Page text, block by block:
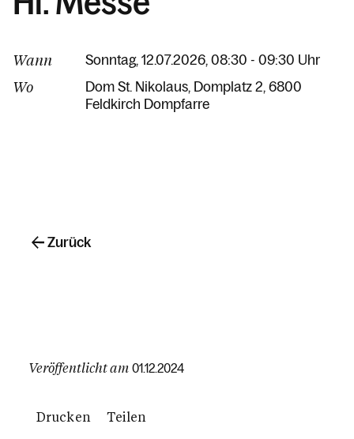
Wann Sonntag, 12.07.2026, 08:30 - 09:30 Uhr
Wo Dom St. Nikolaus Domplatz 2 6800
Feldkirch Dompfarre
Veröffentlicht am 01.12.2024
Drucken Teilen
Zurück